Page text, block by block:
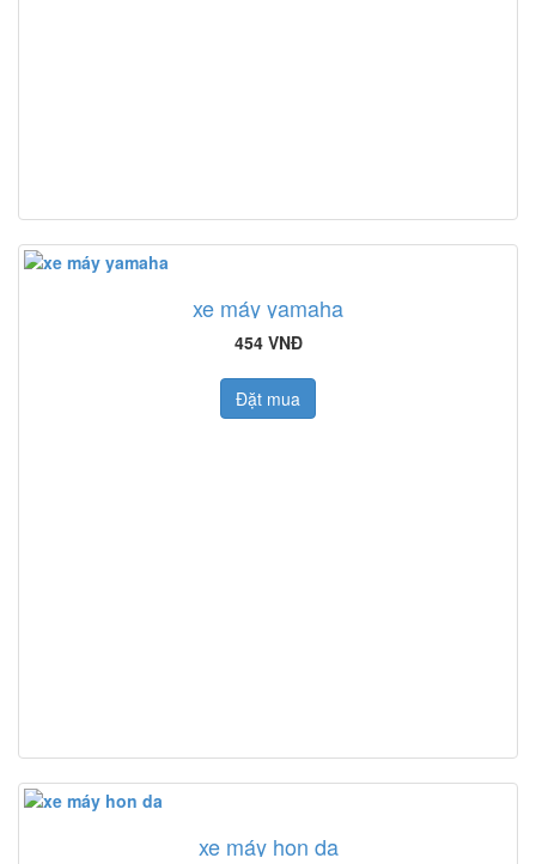
xe máy yamaha
454 VNĐ
Đặt mua
xe máy hon da